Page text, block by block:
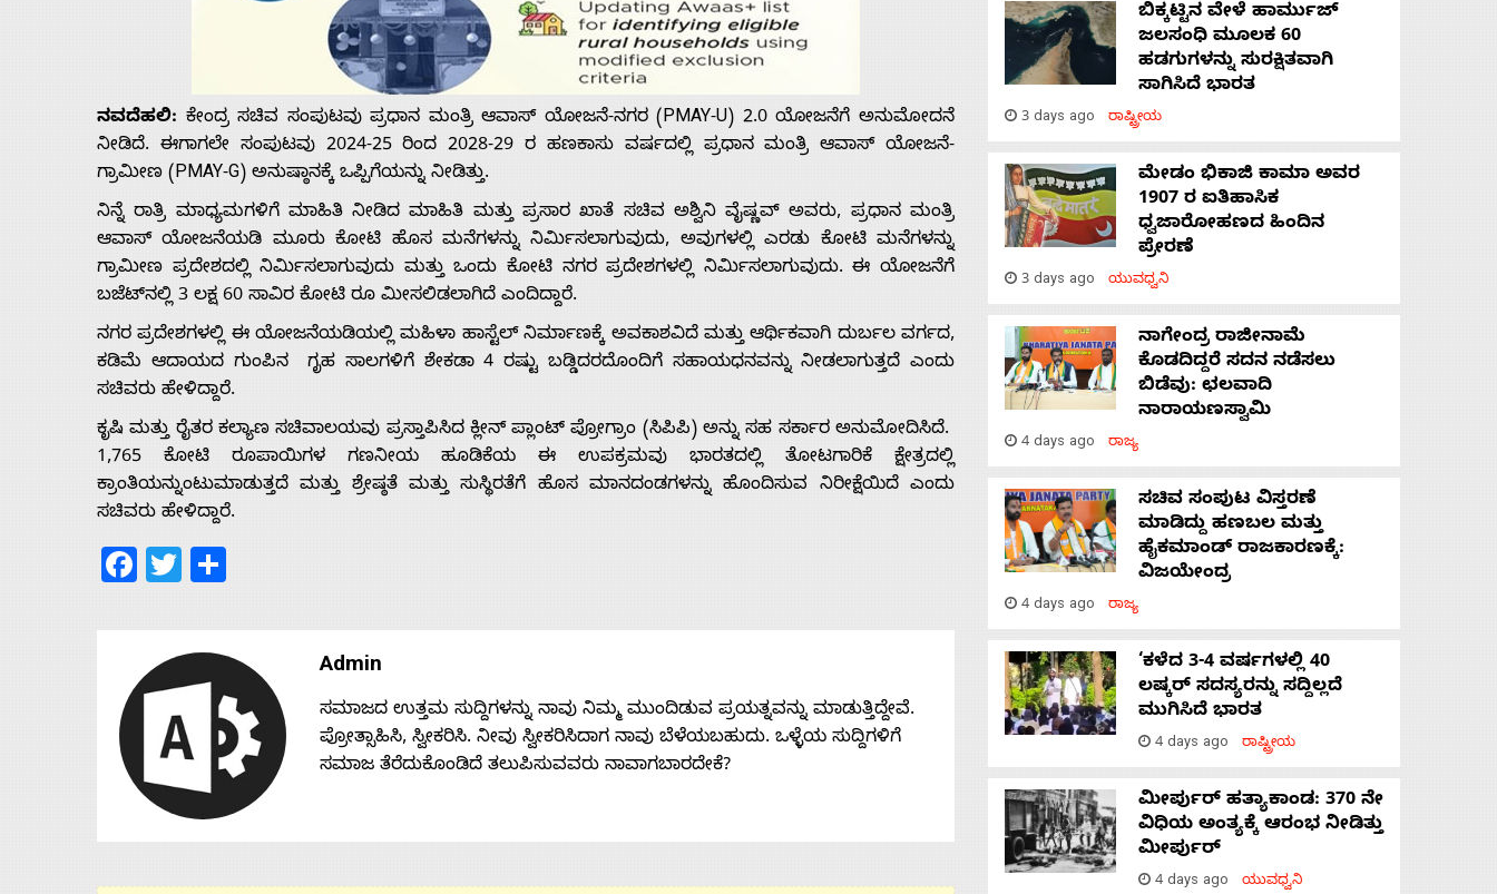
Advertise
Contact
ನವದೆಹಲಿ: ಕೇಂದ್ರ ಸಚಿವ ಸಂಪುಟವು ಪ್ರಧಾನ ಮಂತ್ರಿ ಆವಾಸ್ ಯೋಜನೆ-ನಗರ (PMAY-U) 2.0 ಯೋಜನೆಗೆ ಅನುಮೋದನೆ
ನೀಡಿದೆ. ಈಗಾಗಲೇ ಸಂಪುಟವು 2024-25 ರಿಂದ 2028-29 ರ ಹಣಕಾಸು ವರ್ಷದಲ್ಲಿ ಪ್ರಧಾನ ಮಂತ್ರಿ ಆವಾಸ್ ಯೋಜನೆ-
ಗ್ರಾಮೀಣ (PMAY-G) ಅನುಷ್ಠಾನಕ್ಕೆ ಒಪ್ಪಿಗೆಯನ್ನು ನೀಡಿತ್ತು.
ನಿನ್ನೆ ರಾತ್ರಿ ಮಾಧ್ಯಮಗಳಿಗೆ ಮಾಹಿತಿ ನೀಡಿದ ಮಾಹಿತಿ ಮತ್ತು ಪ್ರಸಾರ ಖಾತೆ ಸಚಿವ ಅಶ್ವಿನಿ ವೈಷ್ಣವ್ ಅವರು, ಪ್ರಧಾನ ಮಂತ್ರಿ
ಆವಾಸ್ ಯೋಜನೆಯಡಿ ಮೂರು ಕೋಟಿ ಹೊಸ ಮನೆಗಳನ್ನು ನಿರ್ಮಿಸಲಾಗುವುದು, ಅವುಗಳಲ್ಲಿ ಎರಡು ಕೋಟಿ ಮನೆಗಳನ್ನು
ಗ್ರಾಮೀಣ ಪ್ರದೇಶದಲ್ಲಿ ನಿರ್ಮಿಸಲಾಗುವುದು ಮತ್ತು ಒಂದು ಕೋಟಿ ನಗರ ಪ್ರದೇಶಗಳಲ್ಲಿ ನಿರ್ಮಿಸಲಾಗುವುದು. ಈ ಯೋಜನೆಗೆ
ಬಜೆಟ್‌ನಲ್ಲಿ 3 ಲಕ್ಷ 60 ಸಾವಿರ ಕೋಟಿ ರೂ ಮೀಸಲಿಡಲಾಗಿದೆ ಎಂದಿದ್ದಾರೆ.
ನಗರ ಪ್ರದೇಶಗಳಲ್ಲಿ ಈ ಯೋಜನೆಯಡಿಯಲ್ಲಿ ಮಹಿಳಾ ಹಾಸ್ಟೆಲ್‌ ನಿರ್ಮಾಣಕ್ಕೆ ಅವಕಾಶವಿದೆ ಮತ್ತು ಆರ್ಥಿಕವಾಗಿ ದುರ್ಬಲ ವರ್ಗದ,
ಕಡಿಮೆ ಆದಾಯದ ಗುಂಪಿನ ಗೃಹ ಸಾಲಗಳಿಗೆ ಶೇಕಡಾ 4 ರಷ್ಟು ಬಡ್ಡಿದರದೊಂದಿಗೆ ಸಹಾಯಧನವನ್ನು ನೀಡಲಾಗುತ್ತದೆ ಎಂದು
ಸಚಿವರು ಹೇಳಿದ್ದಾರೆ.
ಕೃಷಿ ಮತ್ತು ರೈತರ ಕಲ್ಯಾಣ ಸಚಿವಾಲಯವು ಪ್ರಸ್ತಾಪಿಸಿದ ಕ್ಲೀನ್ ಪ್ಲಾಂಟ್ ಪ್ರೋಗ್ರಾಂ (ಸಿಪಿಪಿ) ಅನ್ನು ಸಹ ಸರ್ಕಾರ ಅನುಮೋದಿಸಿದೆ.
1,765 ಕೋಟಿ ರೂಪಾಯಿಗಳ ಗಣನೀಯ ಹೂಡಿಕೆಯ ಈ ಉಪಕ್ರಮವು ಭಾರತದಲ್ಲಿ ತೋಟಗಾರಿಕೆ ಕ್ಷೇತ್ರದಲ್ಲಿ
ಕ್ರಾಂತಿಯನ್ನುಂಟುಮಾಡುತ್ತದೆ ಮತ್ತು ಶ್ರೇಷ್ಠತೆ ಮತ್ತು ಸುಸ್ಥಿರತೆಗೆ ಹೊಸ ಮಾನದಂಡಗಳನ್ನು ಹೊಂದಿಸುವ ನಿರೀಕ್ಷೆಯಿದೆ ಎಂದು
ಸಚಿವರು ಹೇಳಿದ್ದಾರೆ.
Facebook
Twitter
Admin
ಸಮಾಜದ ಉತ್ತಮ ಸುದ್ದಿಗಳನ್ನು ನಾವು ನಿಮ್ಮ ಮುಂದಿಡುವ ಪ್ರಯತ್ನವನ್ನು ಮಾಡುತ್ತಿದ್ದೇವೆ.
ಪ್ರೋತ್ಸಾಹಿಸಿ, ಸ್ವೀಕರಿಸಿ. ನೀವು ಸ್ವೀಕರಿಸಿದಾಗ ನಾವು ಬೆಳೆಯಬಹುದು. ಒಳ್ಳೆಯ ಸುದ್ದಿಗಳಿಗೆ
ಸಮಾಜ ತೆರೆದುಕೊಂಡಿದೆ ತಲುಪಿಸುವವರು ನಾವಾಗಬಾರದೇಕೆ?
ಬಿಕ್ಕಟ್ಟಿನ ವೇಳೆ ಹಾರ್ಮುಜ್
ಜಲಸಂಧಿ ಮೂಲಕ 60
ಹಡಗುಗಳನ್ನು ಸುರಕ್ಷಿತವಾಗಿ
ಸಾಗಿಸಿದೆ ಭಾರತ
3 days ago ರಾಷ್ಟ್ರೀಯ
ಮೇಡಂ ಭಿಕಾಜಿ ಕಾಮಾ ಅವರ
1907 ರ ಐತಿಹಾಸಿಕ
ಧ್ವಜಾರೋಹಣದ ಹಿಂದಿನ
ಪ್ರೇರಣೆ
3 days ago ಯುವಧ್ವನಿ
ನಾಗೇಂದ್ರ ರಾಜೀನಾಮೆ
ಕೊಡದಿದ್ದರೆ ಸದನ ನಡೆಸಲು
ಬಿಡೆವು: ಛಲವಾದಿ
ನಾರಾಯಣಸ್ವಾಮಿ
4 days ago ರಾಜ್ಯ
ಸಚಿವ ಸಂಪುಟ ವಿಸ್ತರಣೆ
ಮಾಡಿದ್ದು ಹಣಬಲ ಮತ್ತು
ಹೈಕಮಾಂಡ್ ರಾಜಕಾರಣಕ್ಕೆ:
ವಿಜಯೇಂದ್ರ
4 days ago ರಾಜ್ಯ
‘ಕಳೆದ 3-4 ವರ್ಷಗಳಲ್ಲಿ 40
ಲಷ್ಕರ್ ಸದಸ್ಯರನ್ನು ಸದ್ದಿಲ್ಲದೆ
ಮುಗಿಸಿದೆ ಭಾರತ
4 days ago ರಾಷ್ಟ್ರೀಯ
ಮೀರ್ಪುರ್ ಹತ್ಯಾಕಾಂಡ: 370 ನೇ
ವಿಧಿಯ ಅಂತ್ಯಕ್ಕೆ ಆರಂಭ ನೀಡಿತ್ತು
ಮೀರ್ಪುರ್
4 days ago ಯುವಧ್ವನಿ